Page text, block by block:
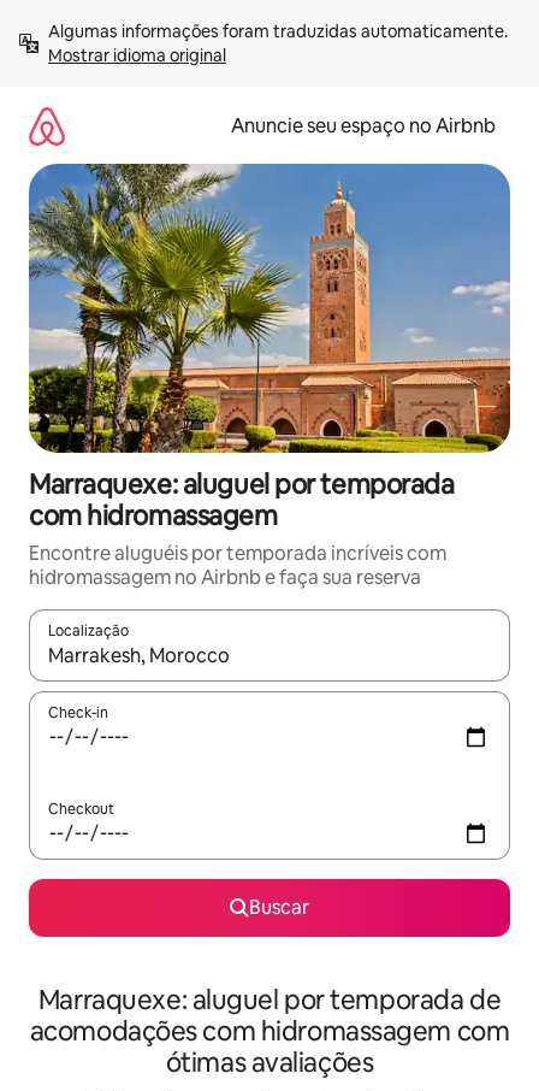
para
Mostrar idioma original
Anuncie seu espaço no Airbnb
Marraquexe: aluguel por temporada
com hidromassagem
Encontre aluguéis por temporada incríveis com
hidromassagem no Airbnb e faça sua reserva
Localização
Quando os resultados estiverem disponíveis, explore-os
Check-in
Checkout
Buscar
Marraquexe: aluguel por temporada de
acomodações com hidromassagem com
ótimas avaliações